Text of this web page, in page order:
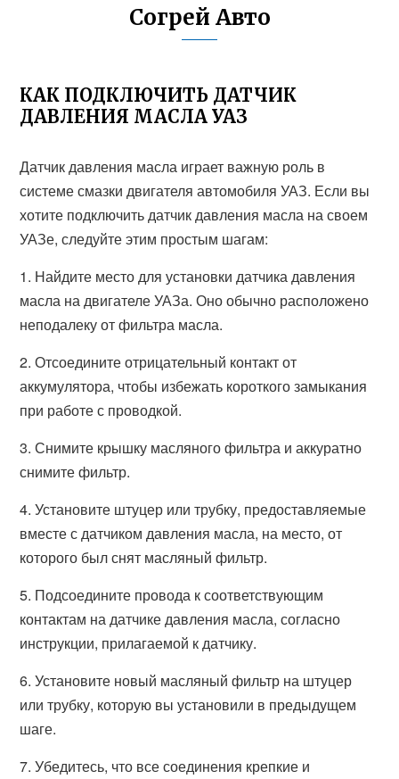
Согрей Авто
КАК ПОДКЛЮЧИТЬ ДАТЧИК
ДАВЛЕНИЯ МАСЛА УАЗ
Датчик давления масла играет важную роль в
системе смазки двигателя автомобиля УАЗ. Если вы
хотите подключить датчик давления масла на своем
УАЗе, следуйте этим простым шагам:
1. Найдите место для установки датчика давления
масла на двигателе УАЗа. Оно обычно расположено
неподалеку от фильтра масла.
2. Отсоедините отрицательный контакт от
аккумулятора, чтобы избежать короткого замыкания
при работе с проводкой.
3. Снимите крышку масляного фильтра и аккуратно
снимите фильтр.
4. Установите штуцер или трубку, предоставляемые
вместе с датчиком давления масла, на место, от
которого был снят масляный фильтр.
5. Подсоедините провода к соответствующим
контактам на датчике давления масла, согласно
инструкции, прилагаемой к датчику.
6. Установите новый масляный фильтр на штуцер
или трубку, которую вы установили в предыдущем
шаге.
7. Убедитесь, что все соединения крепкие и